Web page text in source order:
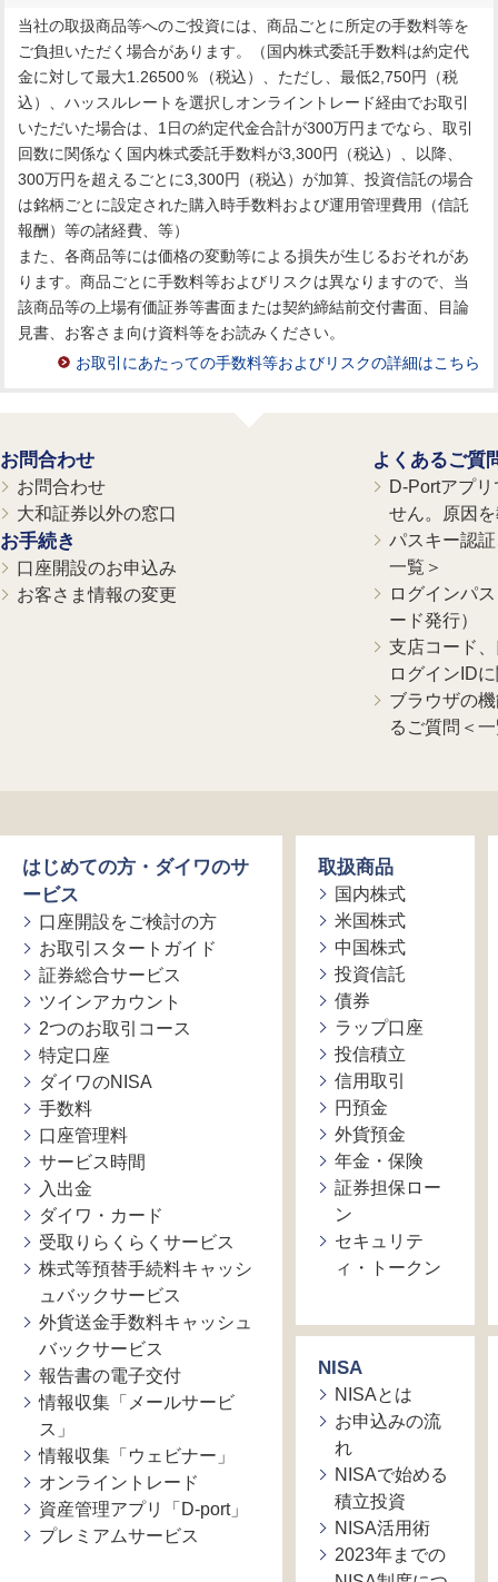
当社の取扱商品等へのご投資には、商品ごとに所定の手数料等を
ご負担いただく場合があります。（国内株式委託手数料は約定代
金に対して最大1.26500％（税込）、ただし、最低2,750円（税
込）、ハッスルレートを選択しオンライントレード経由でお取引
いただいた場合は、1日の約定代金合計が300万円までなら、取引
回数に関係なく国内株式委託手数料が3,300円（税込）、以降、
300万円を超えるごとに3,300円（税込）が加算、投資信託の場合
は銘柄ごとに設定された購入時手数料および運用管理費用（信託
報酬）等の諸経費、等）
また、各商品等には価格の変動等による損失が生じるおそれがあ
ります。商品ごとに手数料等およびリスクは異なりますので、当
該商品等の上場有価証券等書面または契約締結前交付書面、目論
見書、お客さま向け資料等をお読みください。
お取引にあたっての手数料等およびリスクの詳細はこちら
お問合わせ
お問合わせ
大和証券以外の窓口
お手続き
口座開設のお申込み
お客さま情報の変更
よくあるご質
D-Portアプ
せん。原因
パスキー認
一覧＞
ログインパ
ード発行）
支店コード
ログインID
ブラウザの
るご質問＜
はじめての方・ダイワのサ
ービス
口座開設をご検討の方
お取引スタートガイド
証券総合サービス
ツインアカウント
2つのお取引コース
特定口座
ダイワのNISA
手数料
口座管理料
サービス時間
入出金
ダイワ・カード
受取りらくらくサービス
株式等預替手続料キャッシ
ュバックサービス
外貨送金手数料キャッシュ
バックサービス
報告書の電子交付
情報収集「メールサービ
ス」
情報収集「ウェビナー」
オンライントレード
資産管理アプリ「D-port」
プレミアムサービス
取扱商品
国内株式
米国株式
中国株式
投資信託
債券
ラップ口座
投信積立
信用取引
円預金
外貨預金
年金・保険
証券担保ロー
ン
セキュリテ
ィ・トークン
NISA
NISAとは
お申込みの流
れ
NISAで始める
積立投資
NISA活用術
2023年までの